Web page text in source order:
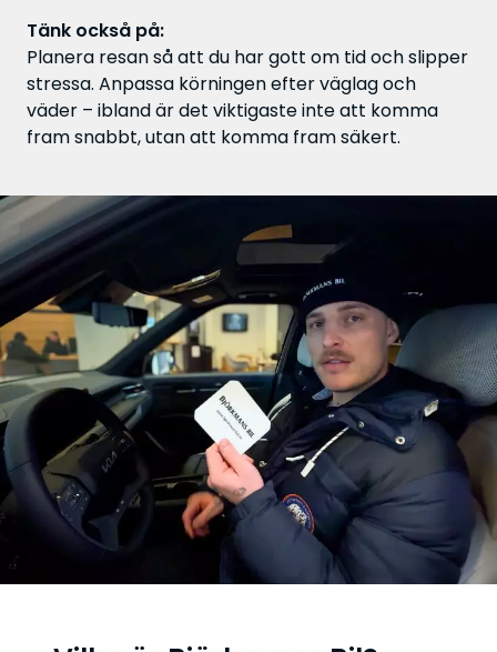
Tänk också på:
Planera resan så att du har gott om tid och slipper
stressa. Anpassa körningen efter väglag och
väder – ibland är det viktigaste inte att komma
fram snabbt, utan att komma fram säkert.